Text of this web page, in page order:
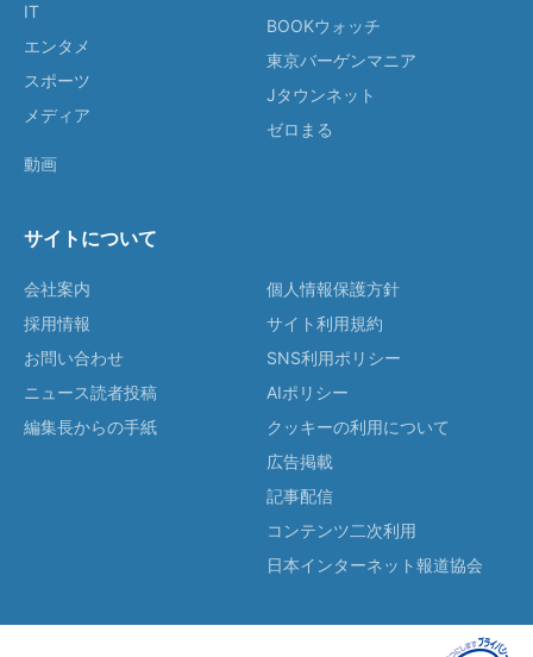
IT
エンタメ
スポーツ
メディア
動画
BOOKウォッチ
東京バーゲンマニア
Jタウンネット
ゼロまる
サイトについて
会社案内
採用情報
お問い合わせ
ニュース読者投稿
編集長からの手紙
個人情報保護方針
サイト利用規約
SNS利用ポリシー
AIポリシー
クッキーの利用について
広告掲載
記事配信
コンテンツ二次利用
日本インターネット報道協会